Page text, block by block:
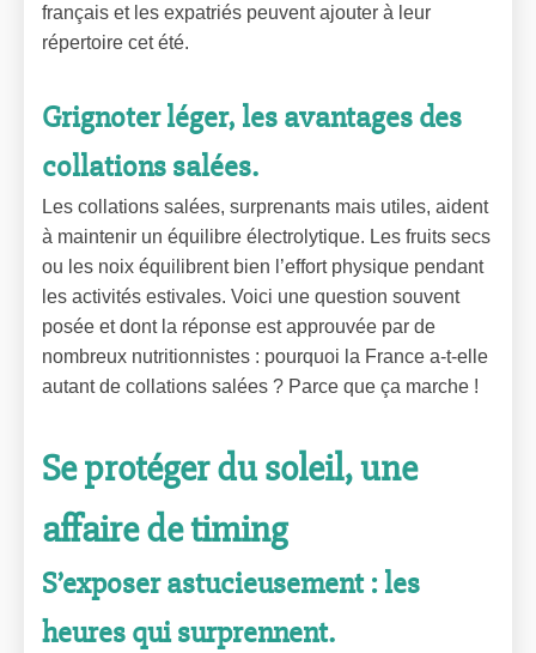
français et les expatriés peuvent ajouter à leur
répertoire cet été.
Grignoter léger, les avantages des
collations salées.
Les collations salées, surprenants mais utiles, aident
à maintenir un équilibre électrolytique. Les fruits secs
ou les noix équilibrent bien l’effort physique pendant
les activités estivales. Voici une question souvent
posée et dont la réponse est approuvée par de
nombreux nutritionnistes : pourquoi la France a-t-elle
autant de collations salées ? Parce que ça marche !
Se protéger du soleil, une
affaire de timing
S’exposer astucieusement : les
heures qui surprennent.